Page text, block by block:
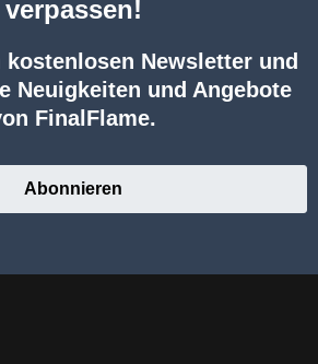
verpassen!
kostenlosen Newsletter und
Neuigkeiten und Angebote
FinalFlame.
Abonnieren